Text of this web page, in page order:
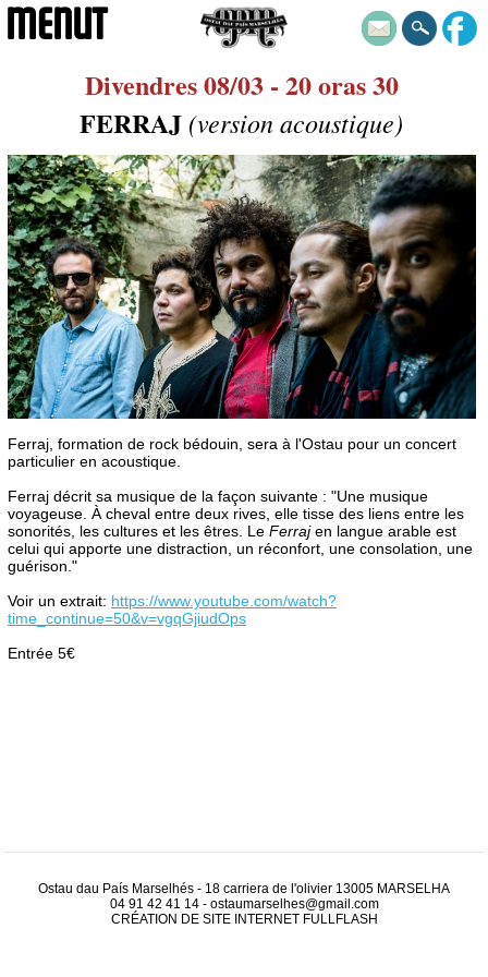
MENUT
Divendres 08/03 - 20 oras 30
FERRAJ (version acoustique)
Ferraj, formation de rock bédouin, sera à l'Ostau pour un concert
particulier en acoustique.
Ferraj décrit sa musique de la façon suivante : "Une musique
voyageuse. À cheval entre deux rives, elle tisse des liens entre les
sonorités, les cultures et les êtres. Le Ferrajen langue arable est
celui qui apporte une distraction, un réconfort, une consolation, une
guérison."
Voir un extrait: https://www.youtube.com/watch?
time_continue=50&v=vgqGjiudOps
Entrée 5€
Ostau dau País Marselhés - 18 carriera de l'olivier 13005 MARSELHA
04 91 42 41 14- ostaumarselhes@gmail.com
CRÉATION DE SITE INTERNET FULLFLASH